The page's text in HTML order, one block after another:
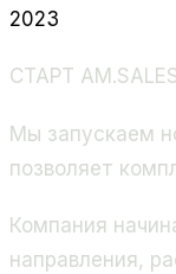
2023
СТАРТ AM.SALES
Мы запускаем
позволяет
Компания
направления,